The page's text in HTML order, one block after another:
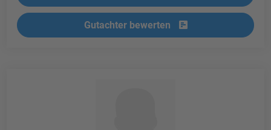
Gutachter bewerten